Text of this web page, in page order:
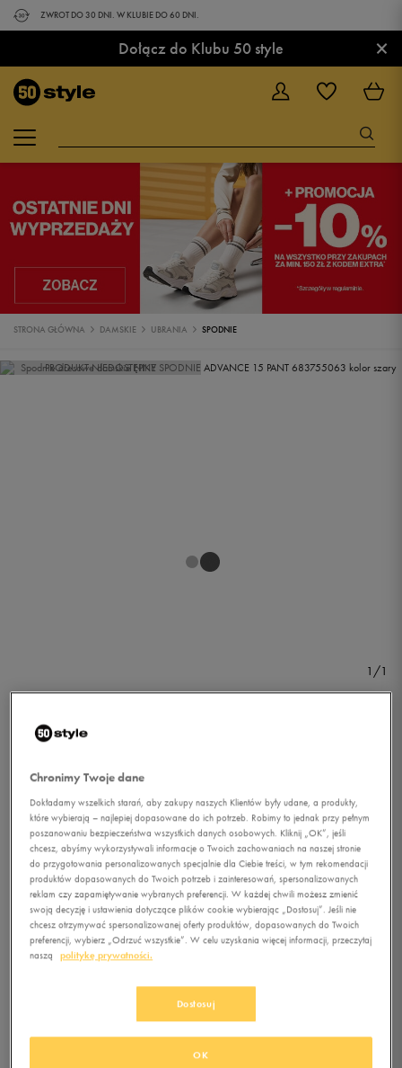
ZWROT DO 30 DNI. W KLUBIE DO 60 DNI.
Dołącz do Klubu 50 style ×
STRONA GŁÓWNA DAMSKIE UBRANIA SPODNIE
PRODUKT NIEDOSTĘPNY
1/1
NIKE SPODNIE ADVANCE
15 PANT
0.0 (0)
49,99zł z Vat
+ 250 PKT WKLUBIE 50 STYLE
Produkt niedostępny
Jeśli artykuł będzie ponownie dostępny, otrzymasz od nas powiadomienie.
Chronimy Twoje dane
Dokładamy wszelkich starań, aby zakupy naszych Klientów były udane, a produkty,
które wybierają – najlepiej dopasowane do ich potrzeb. Robimy to jednak przy pełnym
poszanowaniu bezpieczeństwa wszystkich danych osobowych. Kliknij „OK”, jeśli
chcesz, abyśmy wykorzystywali informacje o Twoich zachowaniach na naszej stronie
do przygotowania personalizowanych specjalnie dla Ciebie treści, w tym rekomendacji
produktów dopasowanych do Twoich potrzeb i zainteresowań, spersonalizowanych
reklam czy zapamiętywanie wybranych preferencji. W każdej chwili możesz zmienić
swoją decyzję i ustawienia dotyczące plików cookie wybierając „Dostosuj”. Jeśli nie
chcesz otrzymywać spersonalizowanej oferty produktów, dopasowanych do Twoich
preferencji, wybierz „Odrzuć wszystkie”. W celu uzyskania więcej informacji, przeczytaj
naszą
politykę prywatności.
Dostosuj
OK